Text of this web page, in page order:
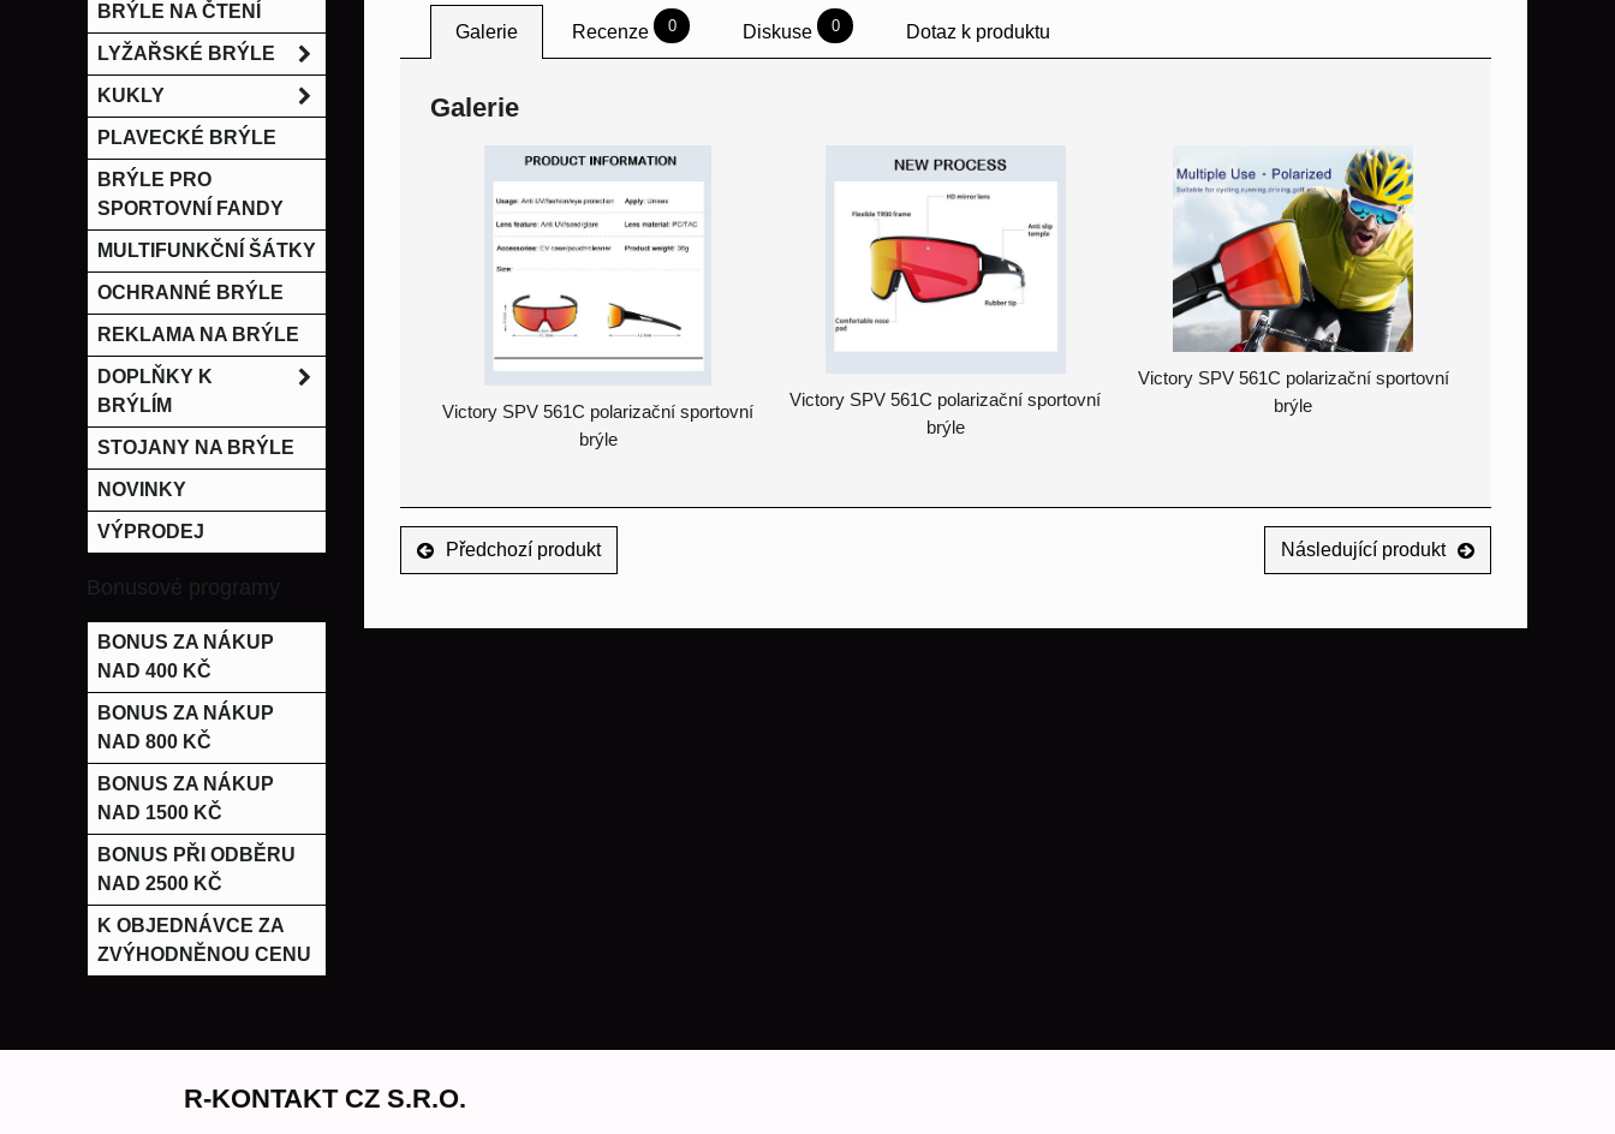
Galerie Recenze 0 Diskuse 0 Dotaz k produktu
Galerie
Victory SPV 561C polarizační sportovní
brýle
Victory SPV 561C polarizační sportovní
brýle
Victory SPV 561C polarizační sportovní
brýle
Předchozí produkt Následující produkt
BRÝLE NA ČTENÍ
LYŽAŘSKÉ BRÝLE
KUKLY
PLAVECKÉ BRÝLE
BRÝLE PRO
SPORTOVNÍ FANDY
MULTIFUNKČNÍ ŠÁTKY
OCHRANNÉ BRÝLE
REKLAMA NA BRÝLE
DOPLŇKY K
BRÝLÍM
STOJANY NA BRÝLE
NOVINKY
VÝPRODEJ
Bonusové programy
BONUS ZA NÁKUP
NAD 400 KČ
BONUS ZA NÁKUP
NAD 800 KČ
BONUS ZA NÁKUP
NAD 1500 KČ
BONUS PŘI ODBĚRU
NAD 2500 KČ
K OBJEDNÁVCE ZA
ZVÝHODNĚNOU CENU
R-KONTAKT CZ S.R.O.